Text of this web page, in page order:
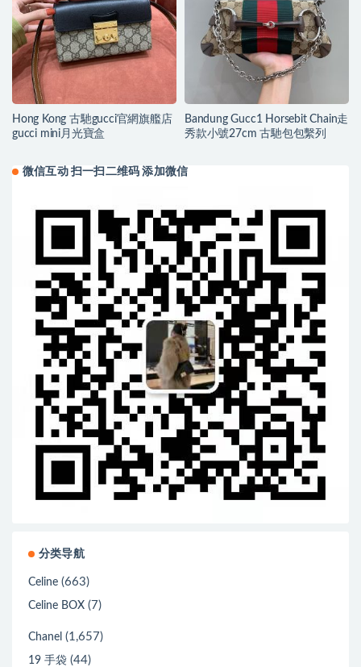
Hong Kong 古馳gucci官網旗艦店
gucci mini月光寶盒
Bandung Gucc1 Horsebit Chain走
秀款小號27cm 古馳包包繫列
微信互动 扫一扫二维码 添加微信
分类导航
Celine (663)
Celine BOX (7)
Chanel (1,657)
19 手袋 (44)